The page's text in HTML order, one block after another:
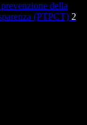
della
(PTPCT) 2